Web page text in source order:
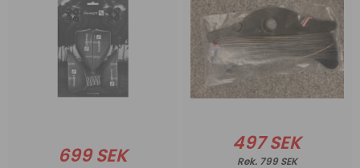
699 SEK
497 SEK
799 SEK